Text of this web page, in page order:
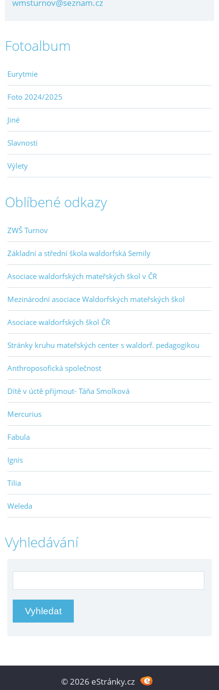
wmsturnov@seznam.cz
Fotoalbum
Eurytmie
Foto 2024/2025
Jiné
Slavnosti
Výlety
Oblíbené odkazy
ZWŠ Turnov
Základní a střední škola waldorfská Semily
Asociace waldorfských mateřských škol v ČR
Mezinárodní asociace Waldorfských mateřských škol
Asociace waldorfských škol ČR
Stránky kruhu mateřských center s waldorf. pedagogikou
Anthroposofická společnost
Dítě v úctě přijmout- Táňa Smolková
Mercurius
Fabula
Ignis
Tilia
Weleda
Vyhledávání
© 2026 eStránky.cz